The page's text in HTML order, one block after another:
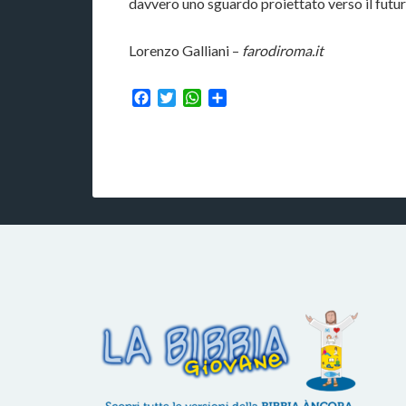
Lorenzo Galliani – farodiroma.it
Facebook
TwitterWhatsApp